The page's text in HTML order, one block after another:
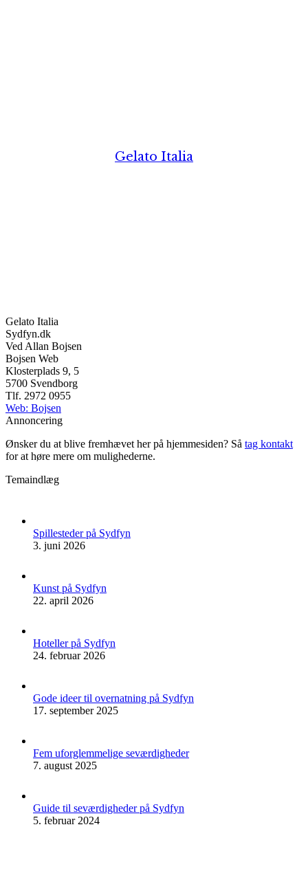
Gelato Italia
Gelato Italia
Sydfyn.dk
Ved Allan Bojsen
Bojsen Web
Klosterplads 9, 5
5700 Svendborg
Tlf. 2972 0955
Web: Bojsen
Annoncering
Ønsker du at blive fremhævet her på hjemmesiden? Så tag kontakt
for at høre mere om mulighederne.
Temaindlæg
Spillesteder på Sydfyn
3. juni 2026
Kunst på Sydfyn
22. april 2026
Hoteller på Sydfyn
24. februar 2026
Gode ideer til overnatning på Sydfyn
17. september 2025
Fem uforglemmelige seværdigheder
7. august 2025
Guide til seværdigheder på Sydfyn
5. februar 2024